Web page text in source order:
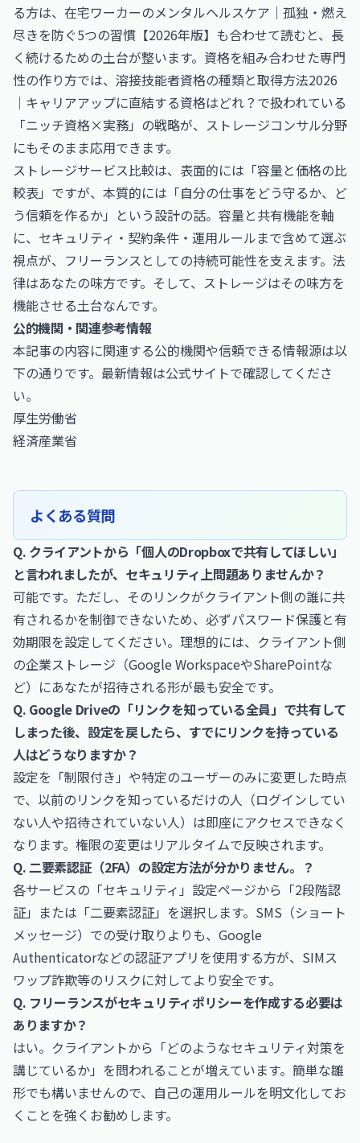
る方は、 在宅ワーカーのメンタルヘルスケア｜孤独・燃え
尽きを防ぐ5つの習慣【2026年版】 も合わせて読むと、長
く続けるための土台が整います。資格を組み合わせた専門
性の作り方では、 溶接技能者資格の種類と取得方法2026
｜キャリアアップに直結する資格はどれ？ で扱われている
「ニッチ資格×実務」の戦略が、ストレージコンサル分野
にもそのまま応用できます。
ストレージサービス比較は、表面的には「容量と価格の比
較表」ですが、本質的には「自分の仕事をどう守るか、ど
う信頼を作るか」という設計の話。容量と共有機能を軸
に、セキュリティ・契約条件・運用ルールまで含めて選ぶ
視点が、フリーランスとしての持続可能性を支えます。法
律はあなたの味方です。そして、ストレージはその味方を
機能させる土台なんです。
公的機関・関連参考情報
本記事の内容に関連する公的機関や信頼できる情報源は以
下の通りです。最新情報は公式サイトで確認してくださ
い。
厚生労働省
経済産業省
よくある質問
Q. クライアントから「個人のDropboxで共有してほしい」
と言われましたが、セキュリティ上問題ありませんか？
可能です。ただし、そのリンクがクライアント側の誰に共
有されるかを制御できないため、必ずパスワード保護と有
効期限を設定してください。理想的には、クライアント側
の企業ストレージ（Google WorkspaceやSharePointな
ど）にあなたが招待される形が最も安全です。
Q. Google Driveの「リンクを知っている全員」で共有して
しまった後、設定を戻したら、すでにリンクを持っている
人はどうなりますか？
設定を「制限付き」や特定のユーザーのみに変更した時点
で、以前のリンクを知っているだけの人（ログインしてい
ない人や招待されていない人）は即座にアクセスできなく
なります。権限の変更はリアルタイムで反映されます。
Q. 二要素認証（2FA）の設定方法が分かりません。？
各サービスの「セキュリティ」設定ページから「2段階認
証」または「二要素認証」を選択します。SMS（ショート
メッセージ）での受け取りよりも、Google
Authenticatorなどの認証アプリを使用する方が、SIMス
ワップ詐欺等のリスクに対してより安全です。
Q. フリーランスがセキュリティポリシーを作成する必要は
ありますか？
はい。クライアントから「どのようなセキュリティ対策を
講じているか」を問われることが増えています。簡単な雛
形でも構いませんので、自己の運用ルールを明文化してお
くことを強くお勧めします。